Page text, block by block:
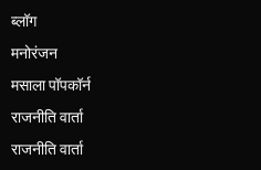
ब्लॉग
मनोरंजन
मसाला पॉपकॉर्न
राजनीति वार्ता
राजनीति वार्ता